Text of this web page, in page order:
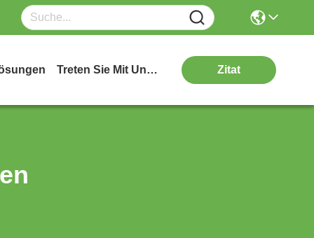
Treten Sie Mit Uns In Verbindung Zitat